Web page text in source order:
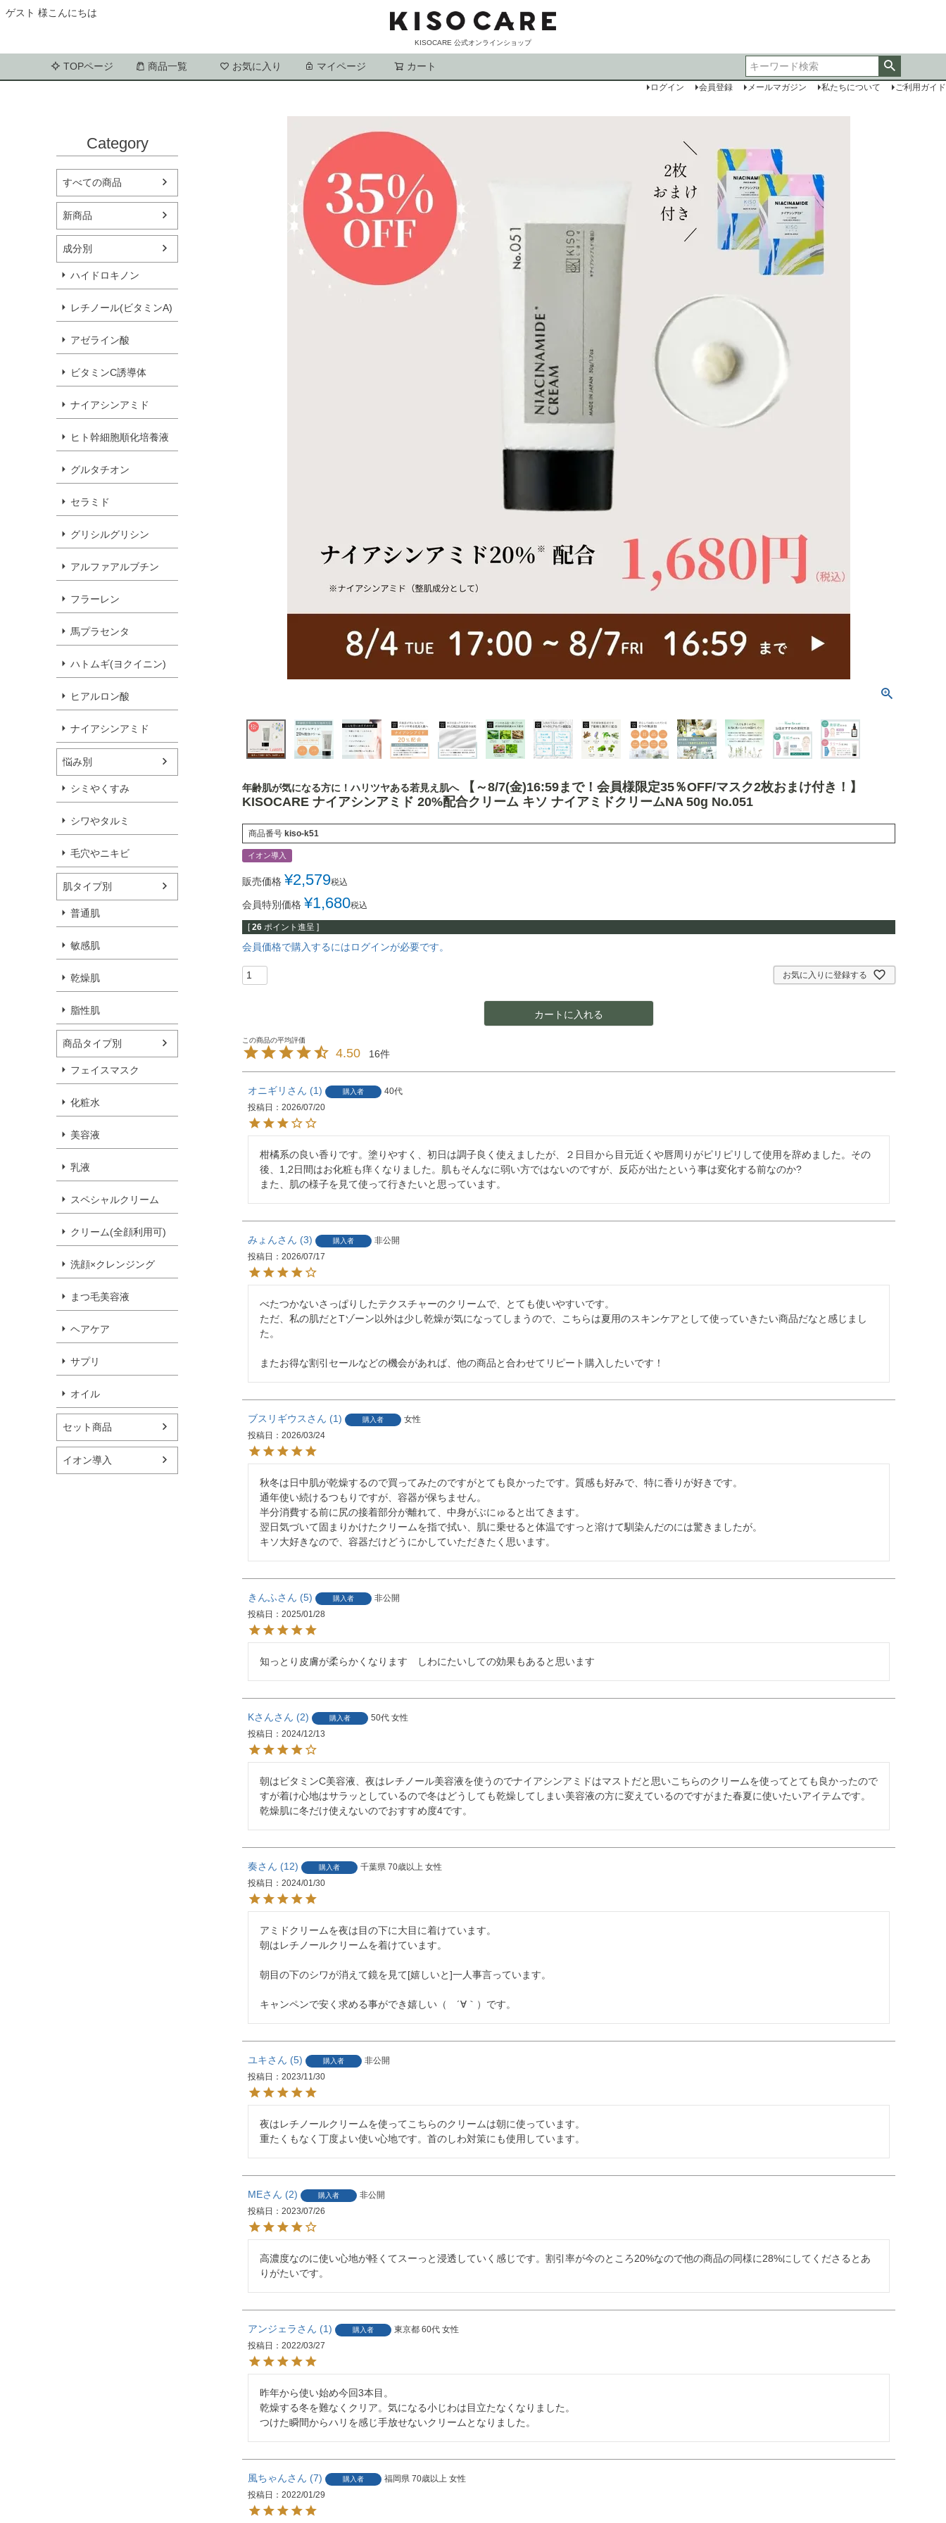
ゲスト 様こんにちは
KISOCARE 公式オンラインショップ
TOPページ 商品一覧 お気に入り マイページ カート
ログイン 会員登録 メールマガジン 私たちについて ご利用ガイド
Category
すべての商品
新商品
成分別
ハイドロキノン
レチノール(ビタミンA)
アゼライン酸
ビタミンC誘導体
ナイアシンアミド
ヒト幹細胞順化培養液
グルタチオン
セラミド
グリシルグリシン
アルファアルブチン
フラーレン
馬プラセンタ
ハトムギ(ヨクイニン)
ヒアルロン酸
ナイアシンアミド
悩み別
シミやくすみ
シワやタルミ
毛穴やニキビ
肌タイプ別
普通肌
敏感肌
乾燥肌
脂性肌
商品タイプ別
フェイスマスク
化粧水
美容液
乳液
スペシャルクリーム
クリーム(全顔利用可)
洗顔×クレンジング
まつ毛美容液
ヘアケア
サプリ
オイル
セット商品
イオン導入
年齢肌が気になる方に！ハリツヤある若見え肌へ
【～8/7(金)16:59まで！会員様限定35％OFF/マスク2枚おまけ付き！】
KISOCARE ナイアシンアミド 20%配合クリーム キソ ナイアミドクリームNA 50g No.051
商品番号 kiso-k51
イオン導入
販売価格 ¥2,579税込
会員特別価格 ¥1,680税込
[ 26 ポイント進呈 ]
会員価格で購入するにはログインが必要です。
お気に入りに登録する
カートに入れる
4.50 16
オニギリ 1 購入者
40代
投稿日
2026/07/20
柑橘系の良い香りです。塗りやすく、初日は調子良く使えましたが、２日目から目元近くや唇周りがピリピリして使用を辞めました。その
後、1,2日間はお化粧も痒くなりました。肌もそんなに弱い方ではないのですが、反応が出たという事は変化する前なのか?
また、肌の様子を見て使って行きたいと思っています。
みょん 3 購入者
非公開
投稿日
2026/07/17
べたつかないさっぱりしたテクスチャーのクリームで、とても使いやすいです。
ただ、私の肌だとTゾーン以外は少し乾燥が気になってしまうので、こちらは夏用のスキンケアとして使っていきたい商品だなと感じまし
た。
またお得な割引セールなどの機会があれば、他の商品と合わせてリピート購入したいです！
ブスリギウス 1 購入者
女性
投稿日
2026/03/24
秋冬は日中肌が乾燥するので買ってみたのですがとても良かったです。質感も好みで、特に香りが好きです。
通年使い続けるつもりですが、容器が保ちません。
半分消費する前に尻の接着部分が離れて、中身がぶにゅると出てきます。
翌日気づいて固まりかけたクリームを指で拭い、肌に乗せると体温ですっと溶けて馴染んだのには驚きましたが。
キソ大好きなので、容器だけどうにかしていただきたく思います。
きんふ 5 購入者
非公開
投稿日
2025/01/28
知っとり皮膚が柔らかくなります　しわにたいしての効果もあると思います
Kさん 2 購入者 50代 女性
投稿日
2024/12/13
朝はビタミンC美容液、夜はレチノール美容液を使うのでナイアシンアミドはマストだと思いこちらのクリームを使ってとても良かったので
すが着け心地はサラッとしているので冬はどうしても乾燥してしまい美容液の方に変えているのですがまた春夏に使いたいアイテムです。
奏 12 購入者 千葉県 70歳以上 女性
投稿日
2024/01/30
アミドクリームを夜は目の下に大目に着けています。
朝はレチノールクリームを着けています。
朝目の下のシワが消えて鏡を見て[嬉しいと]一人事言っています。
キャンペンで安く求める事ができ嬉しい（　´∀｀）です。
ユキ 5 購入者
非公開
投稿日
2023/11/30
夜はレチノールクリームを使ってこちらのクリームは朝に使っています。
重たくもなく丁度よい使い心地です。首のしわ対策にも使用しています。
ME 2 購入者
非公開
投稿日
2023/07/26
高濃度なのに使い心地が軽くてスーっと浸透していく感じです。割引率が今のところ20%なので他の商品の同様に28%にしてくださるとあ
りがたいです。
アンジェラ 1 購入者 東京都 60代 女性
投稿日
2022/03/27
昨年から使い始め今回3本目。
乾燥する冬を難なくクリア。気になる小じわは目立たなくなりました。
つけた瞬間からハリを感じ手放せないクリームとなりました。
風ちゃん 7 購入者 福岡県 70歳以上 女性
投稿日
2022/01/29